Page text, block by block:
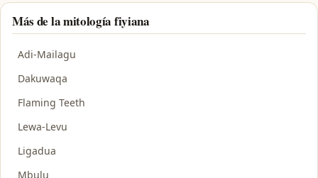
Más de la mitología fiyiana
Adi-Mailagu
Dakuwaqa
Flaming Teeth
Lewa-Levu
Ligadua
Mbulu